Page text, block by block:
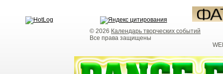
© 2026 Календарь творческих событий
Все права защищены